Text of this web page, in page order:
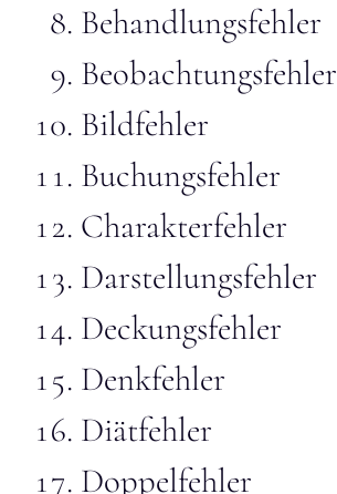
Behandlungsfehler
Beobachtungsfehler
Bildfehler
Buchungsfehler
Charakterfehler
Darstellungsfehler
Deckungsfehler
Denkfehler
Diätfehler
Doppelfehler